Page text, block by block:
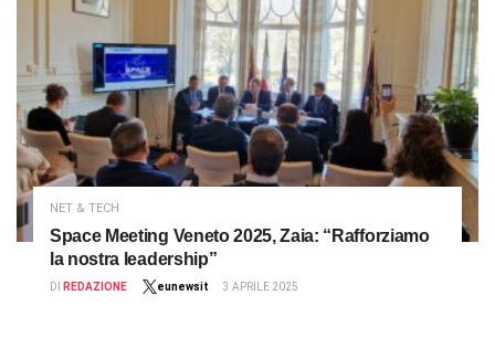
NET & TECH
Space Meeting Veneto 2025, Zaia: “Rafforziamo
la nostra leadership”
DI REDAZIONE eunewsit 3 APRILE 2025